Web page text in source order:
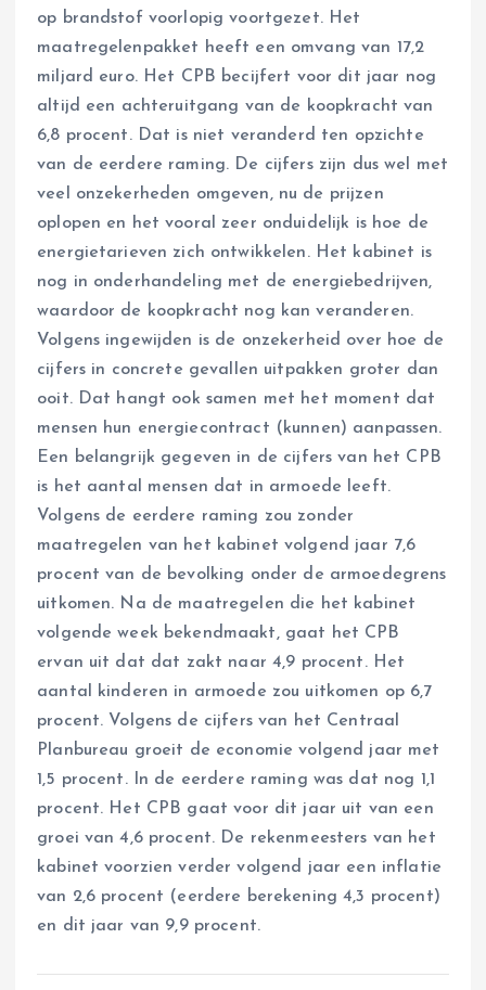
op brandstof voorlopig voortgezet. Het
maatregelenpakket heeft een omvang van 17,2
miljard euro. Het CPB becijfert voor dit jaar nog
altijd een achteruitgang van de koopkracht van
6,8 procent. Dat is niet veranderd ten opzichte
van de eerdere raming. De cijfers zijn dus wel met
veel onzekerheden omgeven, nu de prijzen
oplopen en het vooral zeer onduidelijk is hoe de
energietarieven zich ontwikkelen. Het kabinet is
nog in onderhandeling met de energiebedrijven,
waardoor de koopkracht nog kan veranderen.
Volgens ingewijden is de onzekerheid over hoe de
cijfers in concrete gevallen uitpakken groter dan
ooit. Dat hangt ook samen met het moment dat
mensen hun energiecontract (kunnen) aanpassen.
Een belangrijk gegeven in de cijfers van het CPB
is het aantal mensen dat in armoede leeft.
Volgens de eerdere raming zou zonder
maatregelen van het kabinet volgend jaar 7,6
procent van de bevolking onder de armoedegrens
uitkomen. Na de maatregelen die het kabinet
volgende week bekendmaakt, gaat het CPB
ervan uit dat dat zakt naar 4,9 procent. Het
aantal kinderen in armoede zou uitkomen op 6,7
procent. Volgens de cijfers van het Centraal
Planbureau groeit de economie volgend jaar met
1,5 procent. In de eerdere raming was dat nog 1,1
procent. Het CPB gaat voor dit jaar uit van een
groei van 4,6 procent. De rekenmeesters van het
kabinet voorzien verder volgend jaar een inflatie
van 2,6 procent (eerdere berekening 4,3 procent)
en dit jaar van 9,9 procent.